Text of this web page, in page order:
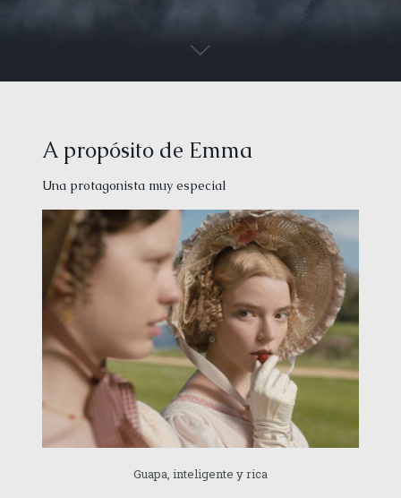
A propósito de Emma
Una protagonista muy especial
Guapa, inteligente y rica